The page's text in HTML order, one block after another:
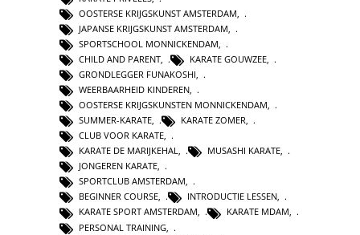
OOSTERSE KRIJGSKUNST AMSTERDAM
JAPANSE KRIJGSKUNST AMSTERDAM
SPORTSCHOOL MONNICKENDAM
CHILD AND PARENT
KARATE GOUWZEE
GRONDLEGGER FUNAKOSHI
WEERBAARHEID KINDEREN
OOSTERSE KRIJGSKUNSTEN MONNICKENDAM,
SUMMER-KARATE, KARATE ZOMER,
CLUB VOOR KARATE,
KARATE DE MARIJKEHAL, MUSASHI KARATE,
JONGEREN KARATE,
SPORTCLUB AMSTERDAM,
BEGINNER COURSE, INTRODUCTIE LESSEN,
KARATE SPORT AMSTERDAM, KARATE MDAM,
PERSONAL TRAINING